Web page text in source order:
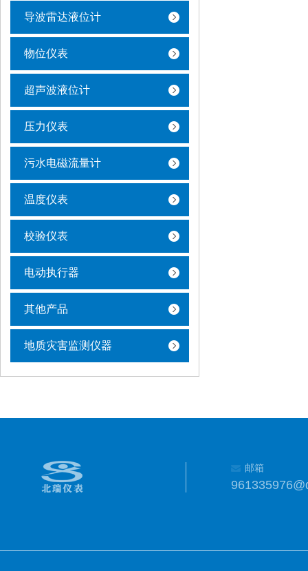
导波雷达液位计
物位仪表
超声波液位计
压力仪表
污水电磁流量计
温度仪表
校验仪表
电动执行器
其他产品
地质灾害监测仪器
邮箱